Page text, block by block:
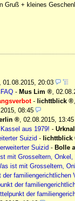
Gruß + kleines
01.08.2015, 20:03
- Mus Lim
- lichttblick
08:45
02.08.2015, 13:45
aus 1979! -
Suizid - lichttblick
Suizid - Bolle
mit Grosseltern,
ist mit Grosseltern,
familiengerichtlichen
der
der